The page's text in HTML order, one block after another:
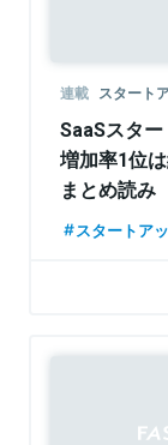
連載 スタート
SaaSスタ
増加率1位
まとめ読み
スタートア